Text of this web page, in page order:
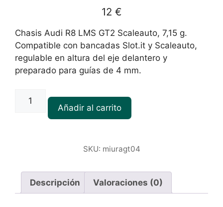
12 €
Chasis Audi R8 LMS GT2 Scaleauto, 7,15 g.
Compatible con bancadas Slot.it y Scaleauto,
regulable en altura del eje delantero y
preparado para guías de 4 mm.
Chasis
cantidad
Añadir al carrito
SKU: miuragt04
Descripción Valoraciones (0)